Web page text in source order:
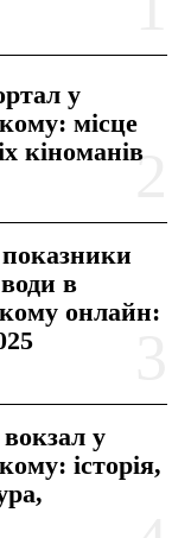
у
місце
кіноманів
в
онлайн:
у
історія,